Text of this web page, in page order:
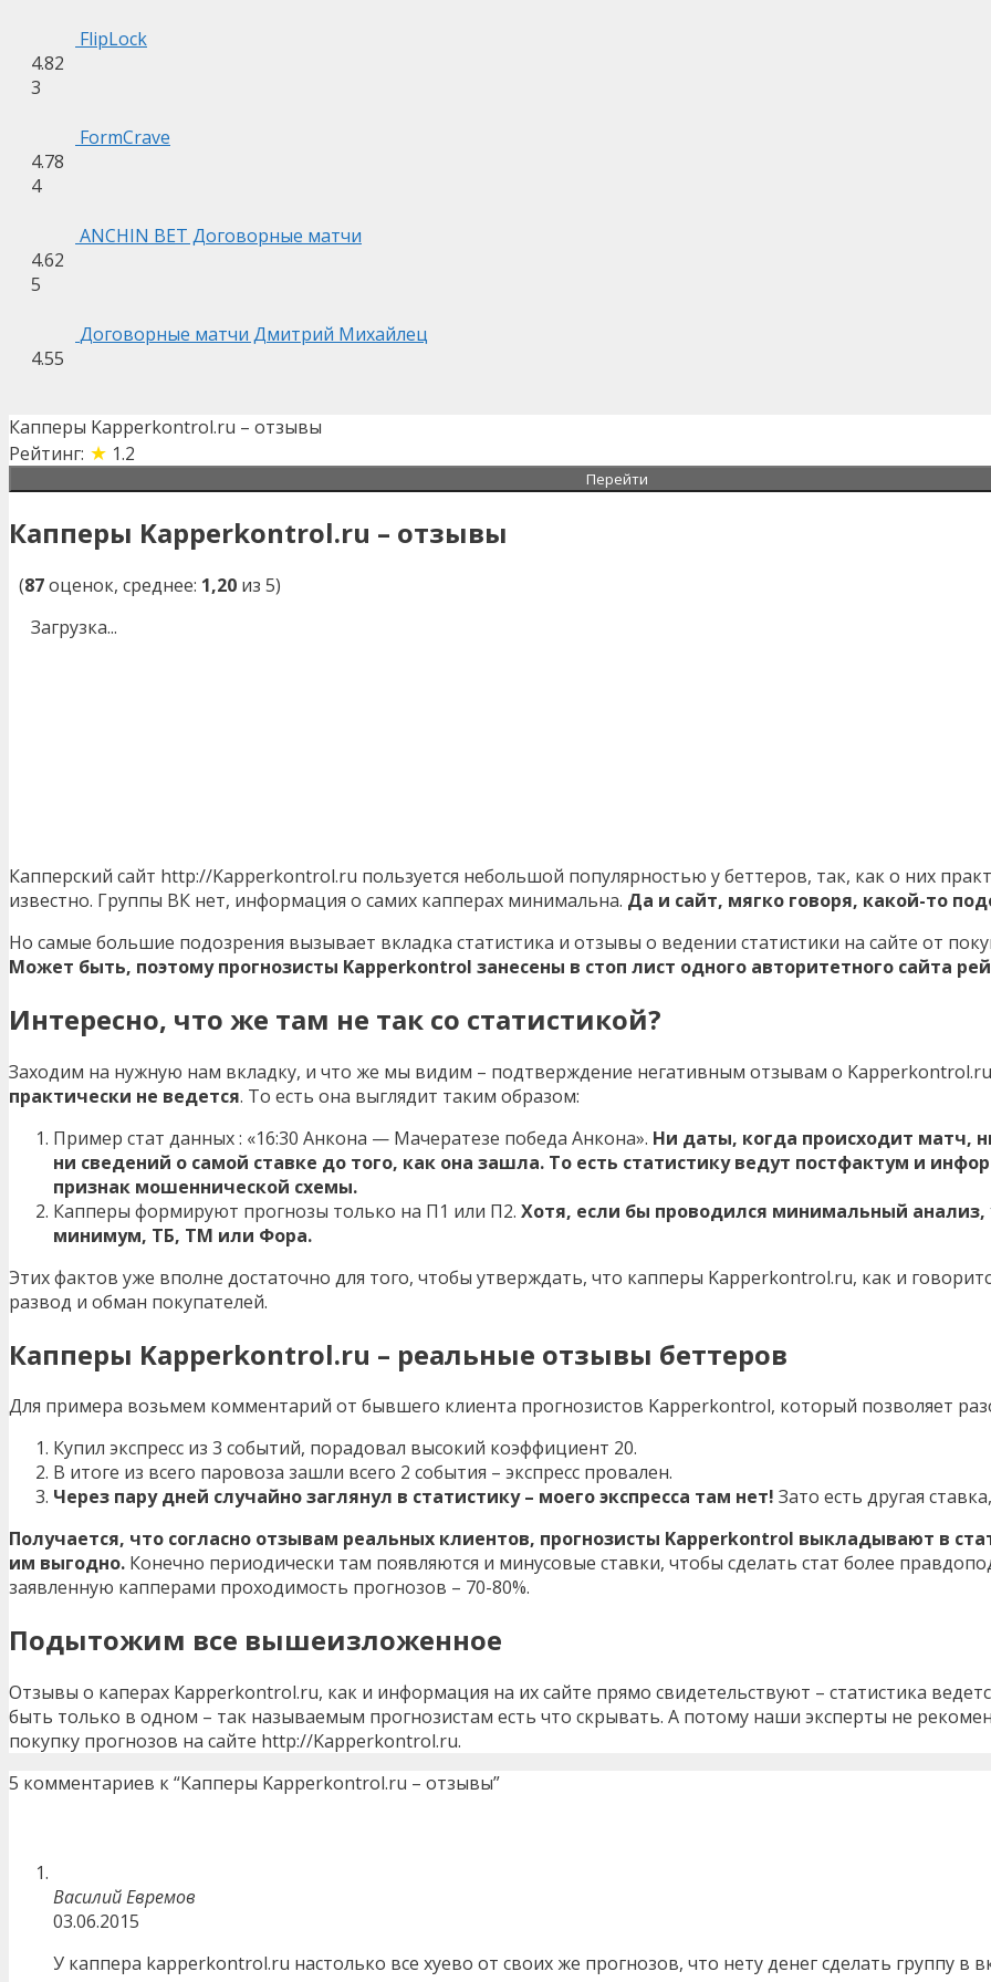
FlipLock
4.82
3
FormCrave
4.78
4
ANCHIN BET Договорные матчи
4.62
5
Договорные матчи Дмитрий Михайлец
4.55
Капперы Kapperkontrol.ru – отзывы
Рейтинг: ★ 1.2
Перейти
Капперы Kapperkontrol.ru – отзывы
(87оценок, среднее: 1,20 из 5)
Загрузка...
Капперский сайт http://Kapperkontrol.ru пользуется небольшой популярностью у беттеров, так, как о них
известно. Группы ВК нет, информация о самих капперах минимальна. Да и сайт, мягко говоря, какой-то
Но самые большие подозрения вызывает вкладка статистика и отзывы о ведении статистики на сайте от
Может быть, поэтому прогнозисты Kapperkontrol занесены в стоп лист одного авторитетного сайта
Интересно, что же там не так со статистикой?
Заходим на нужную нам вкладку, и что же мы видим – подтверждение негативным отзывам о
практически не ведется. То есть она выглядит таким образом:
Пример стат данных : «16:30 Анкона — Мачератезе победа Анкона». Ни даты, когда происходит матч,
ни сведений о самой ставке до того, как она зашла. То есть статистику ведут постфактум и
признак мошеннической схемы.
Капперы формируют прогнозы только на П1 или П2. Хотя, если бы проводился минимальный анализ,
минимум, ТБ, ТМ или Фора.
Этих фактов уже вполне достаточно для того, чтобы утверждать, что капперы Kapperkontrol.ru, как и
развод и обман покупателей.
Капперы Kapperkontrol.ru – реальные отзывы беттеров
Для примера возьмем комментарий от бывшего клиента прогнозистов Kapperkontrol, который позволяет
Купил экспресс из 3 событий, порадовал высокий коэффициент 20.
В итоге из всего паровоза зашли всего 2 события – экспресс провален.
Через пару дней случайно заглянул в статистику – моего экспресса там нет! Зато есть другая
Получается, что согласно отзывам реальных клиентов, прогнозисты Kapperkontrol выкладывают в
им выгодно. Конечно периодически там появляются и минусовые ставки, чтобы сделать стат более
заявленную капперами проходимость прогнозов – 70-80%.
Подытожим все вышеизложенное
Отзывы о каперах Kapperkontrol.ru, как и информация на их сайте прямо свидетельствуют – статистика
быть только в одном – так называемым прогнозистам есть что скрывать. А потому наши эксперты не
покупку прогнозов на сайте http://Kapperkontrol.ru.
5 комментариев к “Капперы Kapperkontrol.ru – отзывы”
Василий Евремов
03.06.2015
У каппера kapperkontrol.ru настолько все хуево от своих же прогнозов, что нету денег сделать группу в